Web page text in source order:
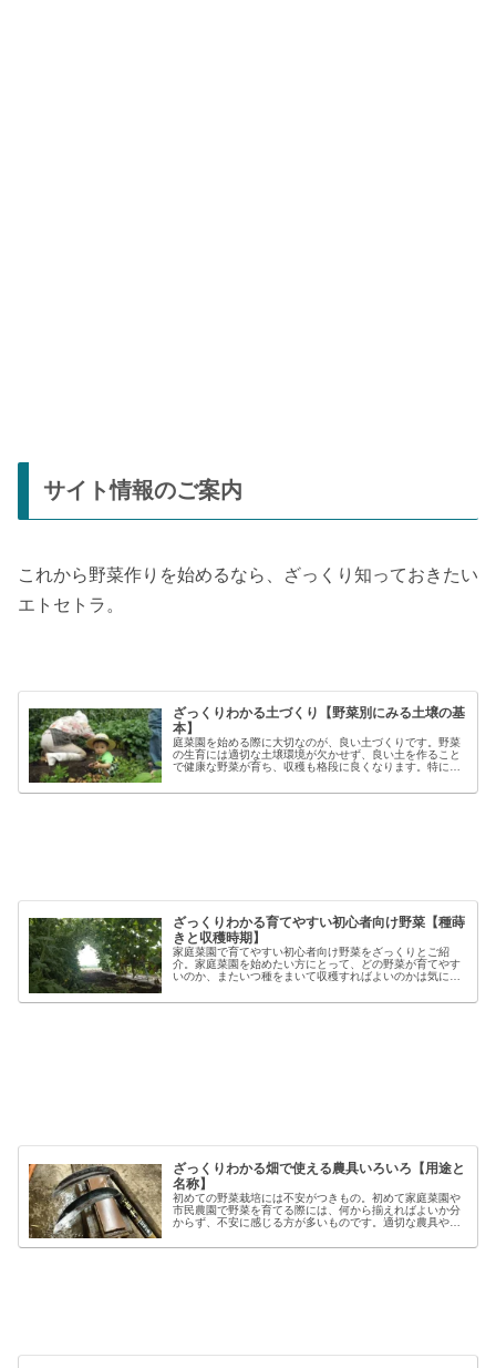
サイト情報のご案内
これから野菜作りを始めるなら、ざっくり知っておきたい
エトセトラ。
ざっくりわかる土づくり【野菜別にみる土壌の基
本】
庭菜園を始める際に大切なのが、良い土づくりです。野菜
の生育には適切な土壌環境が欠かせず、良い土を作ること
で健康な野菜が育ち、収穫も格段に良くなります。特に初
家庭菜園で失敗しないコツと言える...
ざっくりわかる育てやすい初心者向け野菜【種蒔
きと収穫時期】
家庭菜園で育てやすい初心者向け野菜をざっくりとご紹
介。家庭菜園を始めたい方にとって、どの野菜が育てやす
いのか、またいつ種をまいて収穫すればよいのかは気にな
類でも「早生」「中生」「晩生」など...
ざっくりわかる畑で使える農具いろいろ【用途と
名称】
初めての野菜栽培には不安がつきもの。初めて家庭菜園や
市民農園で野菜を育てる際には、何から揃えればよいか分
からず、不安に感じる方が多いものです。適切な農具や資
しますが、種類も多く、初心者には...